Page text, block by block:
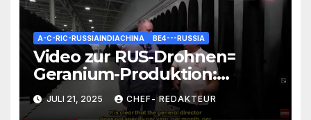
A-C-RIC-RUSSIAINDIACHINA BE4---RUSSIA
Video zur RUS-Drohnen=
Geranium-Produktion:
Interessante Zahlen und
Fakten
JULI 21, 2025 CHEF- REDAKTEUR